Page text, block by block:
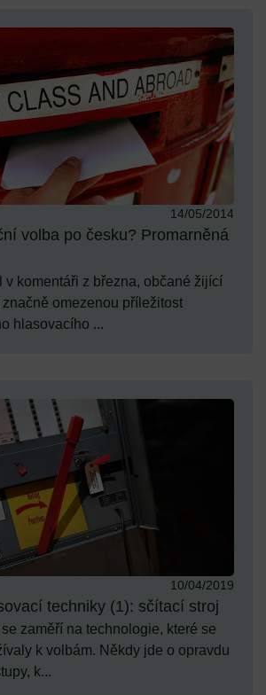
14/05/2014
volba po česku? Promarněná
v komentáři z března, občané žijící
omezenou příležitost
hlasovacího ...
10/04/2019
techniky (1): sčítací stroj
zaměří na technologie, které se
k volbám. Někdy jde o opravdu
k...